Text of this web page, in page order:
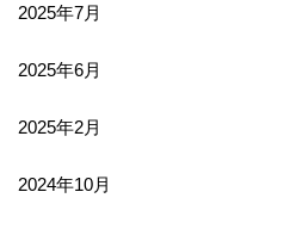
2025年7月
2025年6月
2025年2月
2024年10月